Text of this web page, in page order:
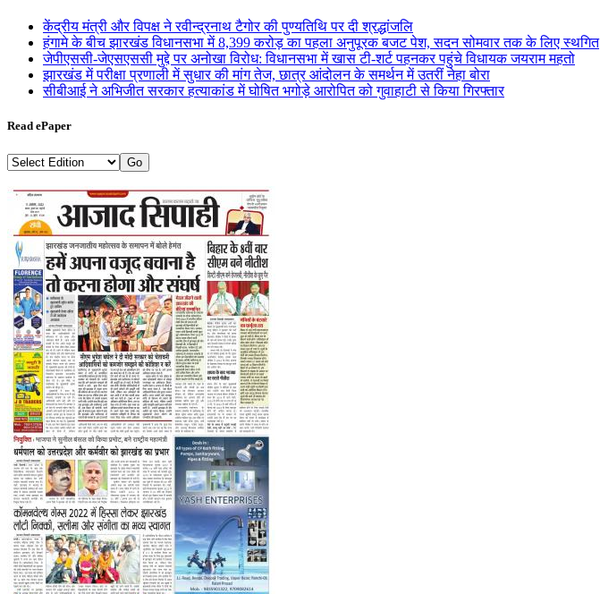
केंद्रीय मंत्री और विपक्ष ने रवीन्द्रनाथ टैगोर की पुण्यतिथि पर दी श्रद्धांजलि
हंगामे के बीच झारखंड विधानसभा में 8,399 करोड़ का पहला अनुपूरक बजट पेश, सदन सोमवार तक के लिए स्थगित
जेपीएससी-जेएसएससी मुद्दे पर अनोखा विरोध: विधानसभा में खास टी-शर्ट पहनकर पहुंचे विधायक जयराम महतो
झारखंड में परीक्षा प्रणाली में सुधार की मांग तेज, छात्र आंदोलन के समर्थन में उतरीं नेहा बोरा
सीबीआई ने अभिजीत सरकार हत्याकांड में घोषित भगोड़े आरोपित को गुवाहाटी से किया गिरफ्तार
Read ePaper